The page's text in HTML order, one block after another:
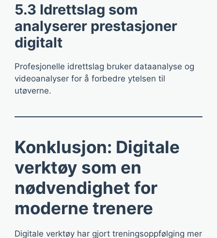
5.3 Idrettslag som
analyserer prestasjoner
digitalt
Profesjonelle idrettslag bruker dataanalyse og
videoanalyser for å forbedre ytelsen til
utøverne.
Konklusjon: Digitale
verktøy som en
nødvendighet for
moderne trenere
Digitale verktøy har gjort treningsoppfølging mer